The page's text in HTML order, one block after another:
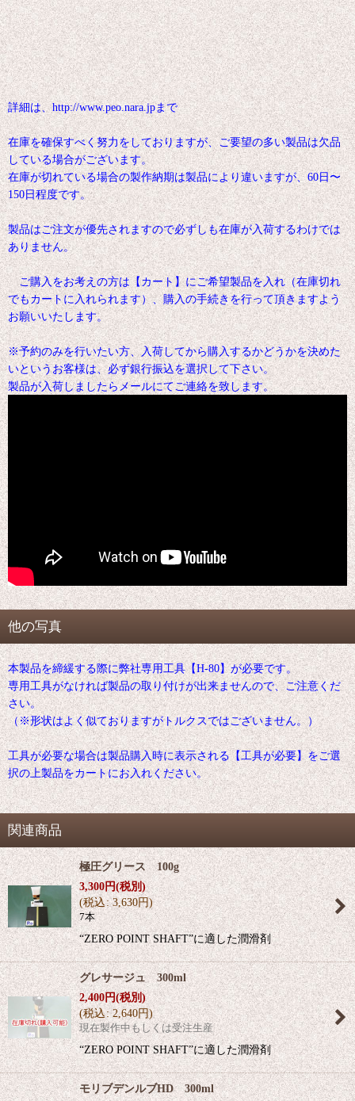
詳細は、http://www.peo.nara.jpまで
在庫を確保すべく努力をしておりますが、ご要望の多い製品は欠品
している場合がございます。
在庫が切れている場合の製作納期は製品により違いますが、60日〜
150日程度です。
製品はご注文が優先されますので必ずしも在庫が入荷するわけでは
ありません。
ご購入をお考えの方は【カート】にご希望製品を入れ（在庫切れ
でもカートに入れられます）、購入の手続きを行って頂きますよう
お願いいたします。
※予約のみを行いたい方、入荷してから購入するかどうかを決めた
いというお客様は、必ず銀行振込を選択して下さい。
製品が入荷しましたらメールにてご連絡を致します。
他の写真
本製品を締緩する際に弊社専用工具【H-80】が必要です。
専用工具がなければ製品の取り付けが出来ませんので、ご注意くだ
さい。
（※形状はよく似ておりますがトルクスではございません。）
工具が必要な場合は製品購入時に表示される【工具が必要】をご選
択の上製品をカートにお入れください。
関連商品
極圧グリース 100g
3,300円(税別)
(税込: 3,630円)
7本
“ZERO POINT SHAFT”に適した潤滑剤
グレサージュ 300ml
2,400円(税別)
(税込: 2,640円)
現在製作中もしくは受注生産
“ZERO POINT SHAFT”に適した潤滑剤
モリブデンルブHD 300ml